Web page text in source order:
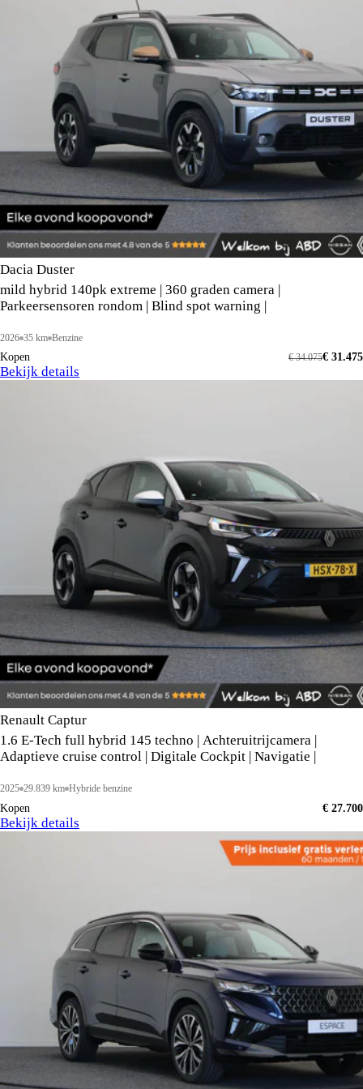
Dacia Duster
mild hybrid 140pk extreme | 360 graden camera |
Parkeersensoren rondom | Blind spot warning |
2026 35 km Benzine
Kopen € 31.475
€ 34.075
Bekijk details
Renault Captur
1.6 E-Tech full hybrid 145 techno | Achteruitrijcamera |
Adaptieve cruise control | Digitale Cockpit | Navigatie |
2025 29.839 km Hybride benzine
Kopen € 27.700
Bekijk details